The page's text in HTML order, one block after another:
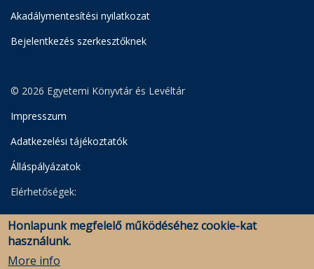
Akadálymentesítési nyilatkozat
Bejelentkezés szerkesztőknek
© 2026 Egyetemi Könyvtár és Levéltár
Impresszum
Adatkezelési tájékoztatók
Álláspályázatok
Elérhetőségek:
Egyetemi Könyvtár
Levéltár
Savaria Könyvtár és Levéltár (Szombathely)
Honlapunk megfelelő működéséhez cookie-kat
használunk.
More info